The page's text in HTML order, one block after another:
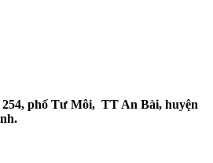
phố Tư Môi, TT An Bài, huyện